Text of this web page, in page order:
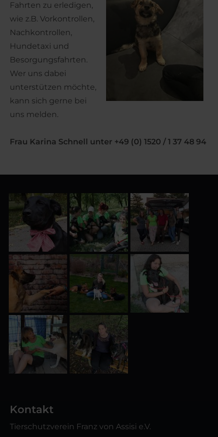
Fahrten zu erledigen,
wie z.B. Vorkontrollen,
Nachkontrollen,
Hundetaxi und
Besorgungsfahrten.
Wer uns dabei
unterstützen möchte,
kann sich gerne bei
uns melden.
Frau Karina Schnell unter +49 (0) 1520 / 1 37 48 94
Kontakt
Tierschutzverein Franz von Assisi e.V.